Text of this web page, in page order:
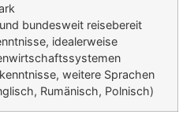
bundesweit reisebereit
idealerweise
weitere Sprachen
Rumänisch, Polnisch)